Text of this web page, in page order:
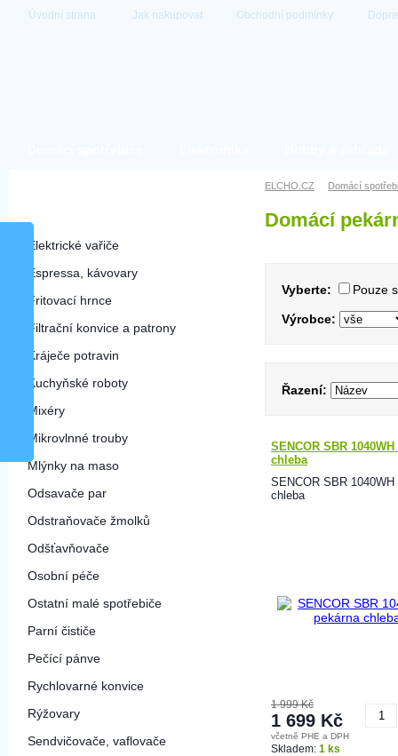
Úvodní strana Jak nakupovat Obchodní podmínky
Elektrické vařiče
Espressa, kávovary
Fritovací hrnce
Filtrační konvice a patrony
Kráječe potravin
Kuchyňské roboty
Mixéry
Mikrovlnné trouby
Mlýnky na maso
Odsavače par
Odstraňovače žmolků
Odšťavňovače
Osobní péče
Ostatní malé spotřebiče
Parní čističe
Pečící pánve
Rychlovarné konvice
Rýžovary
Sendvičovače, vaflovače
ELCHO.CZ Domácí
Domácí
Vyberte: Pouze
Výrobce:
Řazení:
SENCOR SBR
chleba
SENCOR SBR 1040WH
chleba
1 999 Kč
1 699 Kč
včetně PHE a DPH
Skladem: 1 ks